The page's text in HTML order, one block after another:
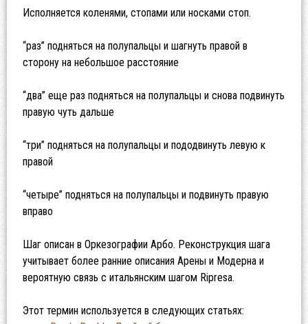
Исполняется коленями, стопами или носками стоп.
“раз” подняться на полупальцы и шагнуть правой в
сторону на небольшое расстояние
“два” еще раз подняться на полупальцы и снова подвинуть
правую чуть дальше
“три” подняться на полупальцы и пододвинуть левую к
правой
“четыре” подняться на полупальцы и подвинуть правую
вправо
Шаг описан в Оркезографии Арбо. Реконструкция шага
учитывает более ранние описания Арены и Модерна и
вероятную связь с итальянским шагом Ripresa.
Этот термин используется в следующих статьях: